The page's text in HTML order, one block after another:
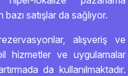
satışlar da sağlıyor.
alışveriş ve
hizmetler ve uygulamalar
da kullanılmaktadır.